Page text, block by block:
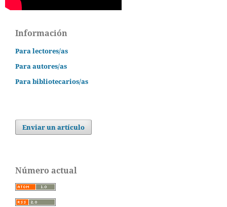
Información
Para lectores/as
Para autores/as
Para bibliotecarios/as
Enviar un artículo
Número actual